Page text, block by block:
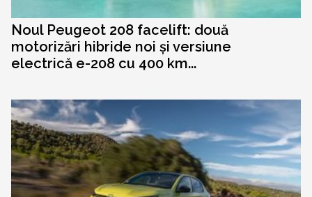
Noul Peugeot 208 facelift: două
motorizări hibride noi și versiune
electrică e-208 cu 400 km...